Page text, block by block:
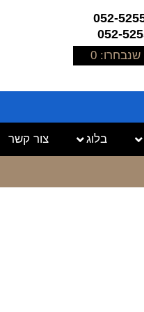
שנבחרו: 0
בלוג צור קשר